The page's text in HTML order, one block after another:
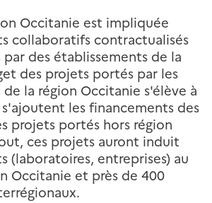
Occitanie est impliquée
collaboratifs contractualisés
des établissements de la
des projets portés par les
la région Occitanie s'élève à
les financements des
projets portés hors région
ces projets auront induit
(laboratoires, entreprises) au
Occitanie et près de 400